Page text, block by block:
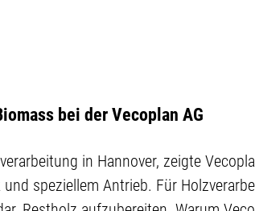
bei der Vecoplan AG
in Hannover, zeigte
speziellem Antrieb. Für